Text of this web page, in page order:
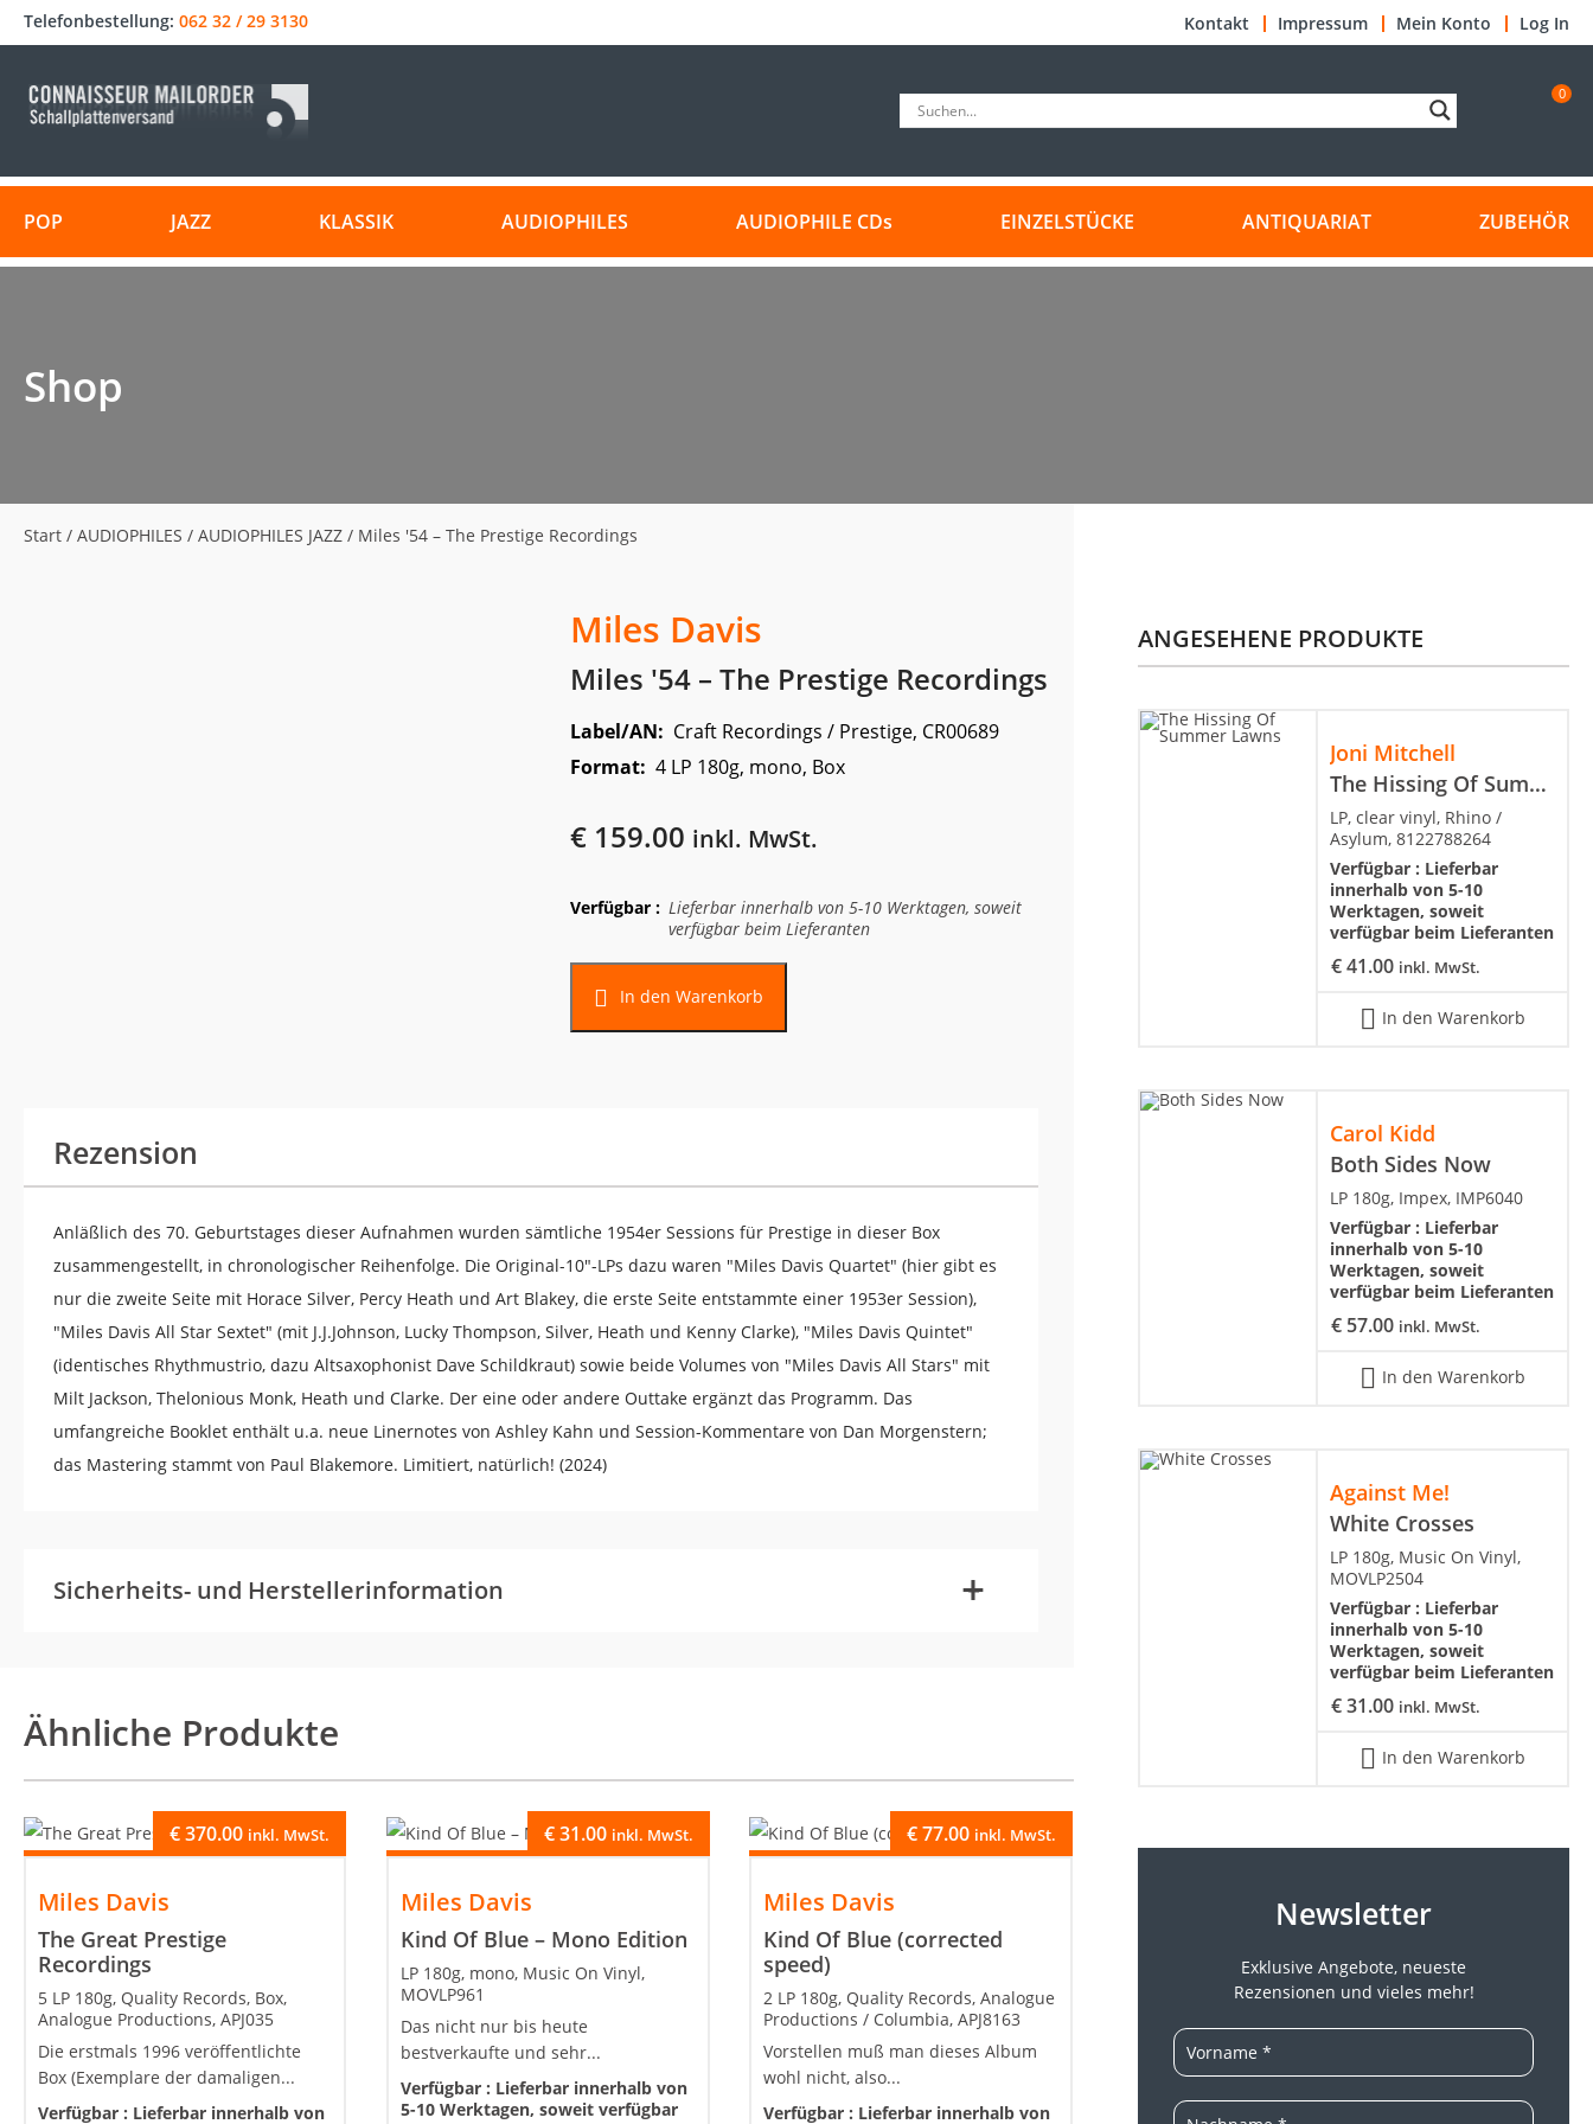
Telefonbestellung: 062 32 / 29 3130 Kontakt Impressum Mein Konto Log In
0
POP JAZZ KLASSIK AUDIOPHILES AUDIOPHILE CDs EINZELSTÜCKE ANTIQUARIAT ZUBEHÖR
Shop
Start / AUDIOPHILES / AUDIOPHILES JAZZ / Miles '54 – The Prestige Recordings
Miles Davis
Miles '54 – The Prestige Recordings
Label/AN: Craft Recordings / Prestige, CR00689
Format: 4 LP 180g, mono, Box
€159.00 inkl. MwSt.
Verfügbar : Lieferbar innerhalb von 5-10 Werktagen, soweit
verfügbar beim Lieferanten
In den Warenkorb
Rezension
Anläßlich des 70. Geburtstages dieser Aufnahmen wurden sämtliche 1954er Sessions für Prestige in dieser Box
zusammengestellt, in chronologischer Reihenfolge. Die Original-10"-LPs dazu waren "Miles Davis Quartet" (hier gibt es
nur die zweite Seite mit Horace Silver, Percy Heath und Art Blakey, die erste Seite entstammte einer 1953er Session),
"Miles Davis All Star Sextet" (mit J.J.Johnson, Lucky Thompson, Silver, Heath und Kenny Clarke), "Miles Davis Quintet"
(identisches Rhythmustrio, dazu Altsaxophonist Dave Schildkraut) sowie beide Volumes von "Miles Davis All Stars" mit
Milt Jackson, Thelonious Monk, Heath und Clarke. Der eine oder andere Outtake ergänzt das Programm. Das
umfangreiche Booklet enthält u.a. neue Linernotes von Ashley Kahn und Session-Kommentare von Dan Morgenstern;
das Mastering stammt von Paul Blakemore. Limitiert, natürlich! (2024)
Sicherheits- und Herstellerinformation +
-
Ähnliche Produkte
Miles Davis
The Great Prestige
Recordings
€370.00 inkl. MwSt.
5 LP 180g, Quality Records, Box,
Analogue Productions, APJ035
Die erstmals 1996 veröffentlichte
Box (Exemplare der damaligen...
Verfügbar : Lieferbar innerhalb von
Miles Davis
Kind Of Blue – Mono Edition
€31.00 inkl. MwSt.
LP 180g, mono, Music On Vinyl,
MOVLP961
Das nicht nur bis heute
bestverkaufte und sehr...
Verfügbar : Lieferbar innerhalb von
5-10 Werktagen, soweit verfügbar
Miles Davis
Kind Of Blue (corrected
speed)
€77.00 inkl. MwSt.
2 LP 180g, Quality Records, Analogue
Productions / Columbia, APJ8163
Vorstellen muß man dieses Album
wohl nicht, also...
Verfügbar : Lieferbar innerhalb von
ANGESEHENE PRODUKTE
Joni Mitchell
The Hissing Of Summer Lawns
€41.00 inkl. MwSt.
LP, clear vinyl, Rhino /
Asylum, 8122788264
Verfügbar : Lieferbar
innerhalb von 5-10
Werktagen, soweit
verfügbar beim Lieferanten
In den Warenkorb
Carol Kidd
Both Sides Now
€ 57.00 inkl. MwSt.
LP 180g, Impex, IMP6040
Verfügbar : Lieferbar
innerhalb von 5-10
Werktagen, soweit
verfügbar beim Lieferanten
In den Warenkorb
Against Me!
White Crosses
€31.00 inkl. MwSt.
LP 180g, Music On Vinyl,
MOVLP2504
Verfügbar : Lieferbar
innerhalb von 5-10
Werktagen, soweit
verfügbar beim Lieferanten
In den Warenkorb
Newsletter
Exklusive Angebote, neueste
Rezensionen und vieles mehr!